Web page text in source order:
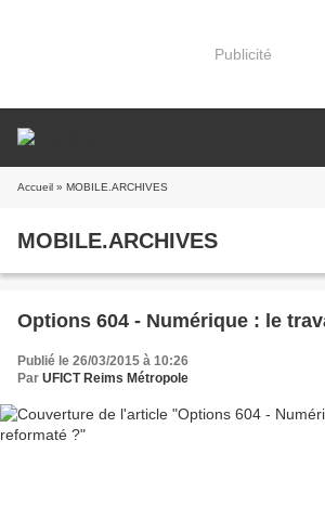
Publicité
Accueil » MOBILE.ARCHIVES
MOBILE.ARCHIVES
Options 604 - Numérique : le
Publié le 26/03/2015 à 10:26
Par UFICT Reims Métropole